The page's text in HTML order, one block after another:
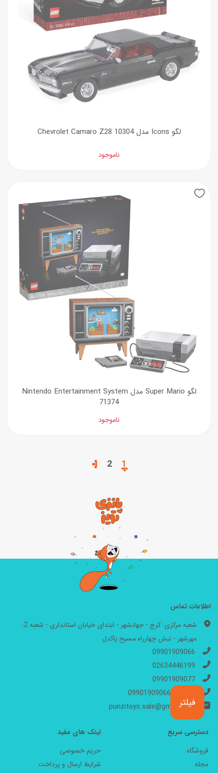
فیلتر
لگو Icons مدل Chevrolet Camaro Z28 10304
ناموجود
لگو Super Mario مدل Nintendo Entertainment System
71374
ناموجود
1
2
اطلاعات تماس
شعبه مرکزی: کرج - جهانشهر - ابتدای خیابان استانداری - شعبه 2:
مهرشهر - نبش چهارراه مسیح پاکدل
09901909066
02634446199
09901909077
واتساپ: 09901909066
punzitoys.sale@gmail.com
دسترسی سریع
فروشگاه
مجله
لینک های مفید
حریم خصوصی
شرایط ارسال و پرداخت